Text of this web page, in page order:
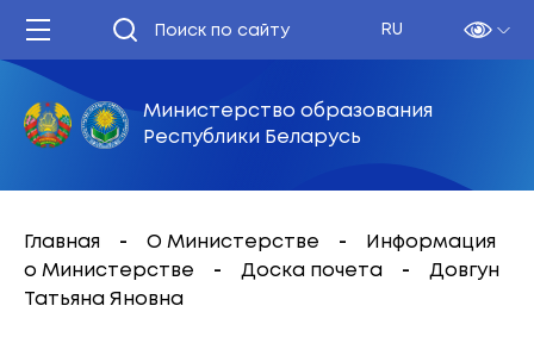
RU
Министерство образования
Республики Беларусь
Главная О Министерстве
Информация
о Министерстве
Доска почета
Довгун
Татьяна Яновна